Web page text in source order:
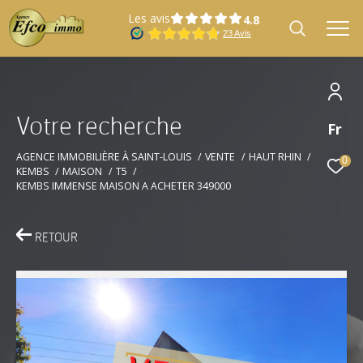
Fr
0
Les avis
Votre recherche
AGENCE IMMOBILIÈRE À SAINT-LOUIS VENTE
HAUT RHIN
KEMBS
MAISON
T5
KEMBS IMMENSE MAISON A ACHETER 349000
RETOUR
Effectuer une recherche
et trouver le bien qui correspond à vos
critères
d'offre
Vente
Type
Type de bien
Localisation
Localisation